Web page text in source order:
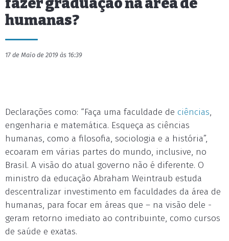
humanas?
17 de Maio de 2019 às 16:39
Declarações como: “Faça uma faculdade de ciências,
engenharia e matemática. Esqueça as ciências
humanas, como a filosofia, sociologia e a história”,
ecoaram em várias partes do mundo, inclusive, no
Brasil. A visão do atual governo não é diferente. O
ministro da educação Abraham Weintraub estuda
descentralizar investimento em faculdades da área de
humanas, para focar em áreas que – na visão dele -
geram retorno imediato ao contribuinte, como cursos
de saúde e exatas.